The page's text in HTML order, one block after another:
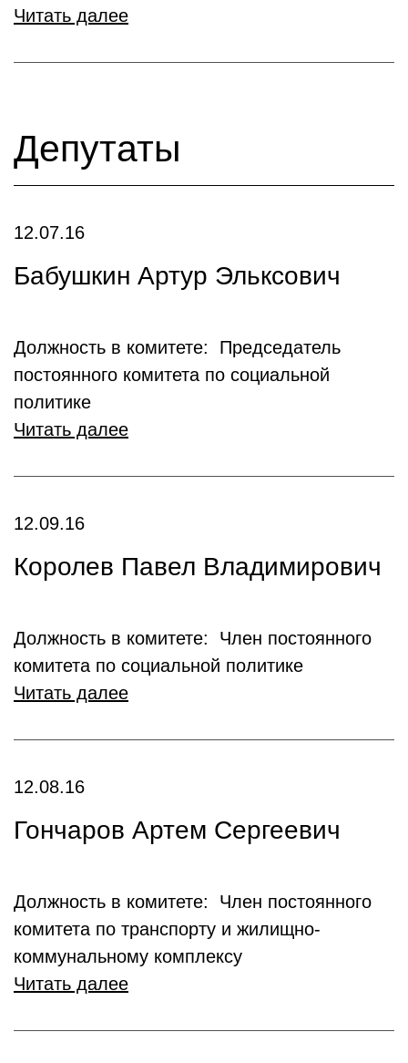
Читать далее
Депутаты
12.07.16
Бабушкин Артур Эльксович
Должность в комитете: Председатель
постоянного комитета по социальной
политике
Читать далее
12.09.16
Королев Павел Владимирович
Должность в комитете: Член постоянного
комитета по социальной политике
Читать далее
12.08.16
Гончаров Артем Сергеевич
Должность в комитете: Член постоянного
комитета по транспорту и жилищно-
коммунальному комплексу
Читать далее